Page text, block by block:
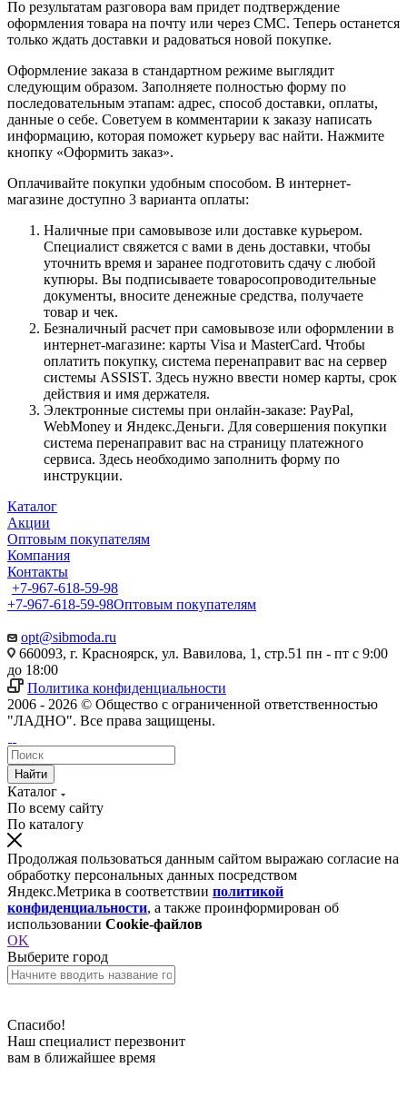
По результатам разговора вам придет подтверждение
оформления товара на почту или через СМС. Теперь останется
только ждать доставки и радоваться новой покупке.
Оформление заказа в стандартном режиме выглядит
следующим образом. Заполняете полностью форму по
последовательным этапам: адрес, способ доставки, оплаты,
данные о себе. Советуем в комментарии к заказу написать
информацию, которая поможет курьеру вас найти. Нажмите
кнопку «Оформить заказ».
Оплачивайте покупки удобным способом. В интернет-
магазине доступно 3 варианта оплаты:
Наличные при самовывозе или доставке курьером.
Специалист свяжется с вами в день доставки, чтобы
уточнить время и заранее подготовить сдачу с любой
купюры. Вы подписываете товаросопроводительные
документы, вносите денежные средства, получаете
товар и чек.
Безналичный расчет при самовывозе или оформлении в
интернет-магазине: карты Visa и MasterCard. Чтобы
оплатить покупку, система перенаправит вас на сервер
системы ASSIST. Здесь нужно ввести номер карты, срок
действия и имя держателя.
Электронные системы при онлайн-заказе: PayPal,
WebMoney и Яндекс.Деньги. Для совершения покупки
система перенаправит вас на страницу платежного
сервиса. Здесь необходимо заполнить форму по
инструкции.
Каталог
Акции
Оптовым покупателям
Компания
Контакты
+7-967-618-59-98
+7-967-618-59-98Оптовым покупателям
opt@sibmoda.ru
660093, г. Красноярск, ул. Вавилова, 1, стр.51 пн - пт с 9:00
до 18:00
Политика конфиденциальности
2006 - 2026 © Общество с ограниченной ответственностью
"ЛАДНО". Все права защищены.
Найти
Каталог
По всему сайту
По каталогу
Продолжая пользоваться данным сайтом выражаю согласие на
обработку персональных данных посредством
Яндекс.Метрика в соответствии политикой
конфиденциальности, а также проинформирован об
использовании Cookie-файлов
OK
Выберите город
Спасибо!
Наш специалист перезвонит
вам в ближайшее время